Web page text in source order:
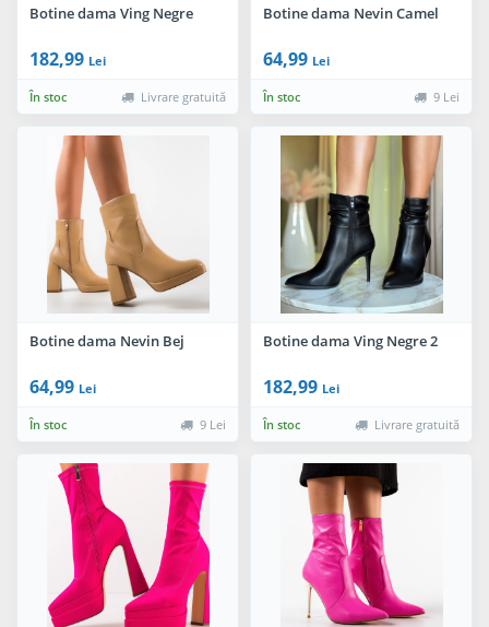
Botine dama Ving Negre
182,99 Lei
În stoc Livrare gratuită
Botine dama Nevin Camel
64,99 Lei
În stoc 9 Lei
Botine dama Nevin Bej
64,99 Lei
În stoc 9 Lei
Botine dama Ving Negre 2
182,99 Lei
În stoc Livrare gratuită